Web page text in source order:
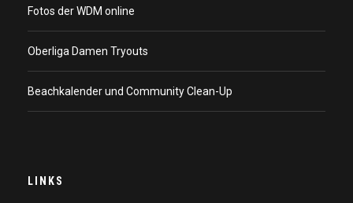
Fotos der WDM online
Oberliga Damen Tryouts
Beachkalender und Community Clean-Up
LINKS